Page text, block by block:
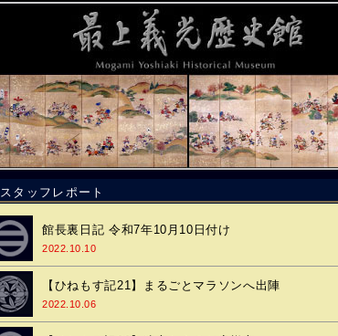
スタッフレポート
館長裏日記 令和7年10月10日付け
2022.10.10
【ひねもす記21】まるごとマラソンへ出陣
2022.10.06